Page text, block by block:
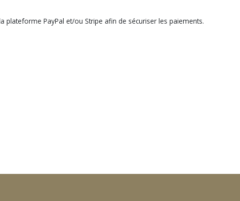
plateforme PayPal et/ou Stripe afin de sécuriser les paiements.